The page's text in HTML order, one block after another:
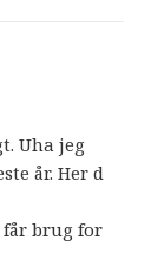
Uha jeg
år. Her d
brug for